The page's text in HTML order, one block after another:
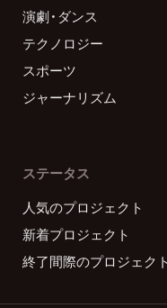
演劇・ダンス
テクノロジー
スポーツ
ジャーナリズム
ステータス
人気のプロジェクト
新着プロジェクト
終了間際のプロジェクト